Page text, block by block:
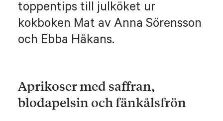
toppentips till julköket ur
kokboken Mat av Anna Sörensson
och Ebba Håkans.
Aprikoser med saffran,
blodapelsin och fänkålsfrön